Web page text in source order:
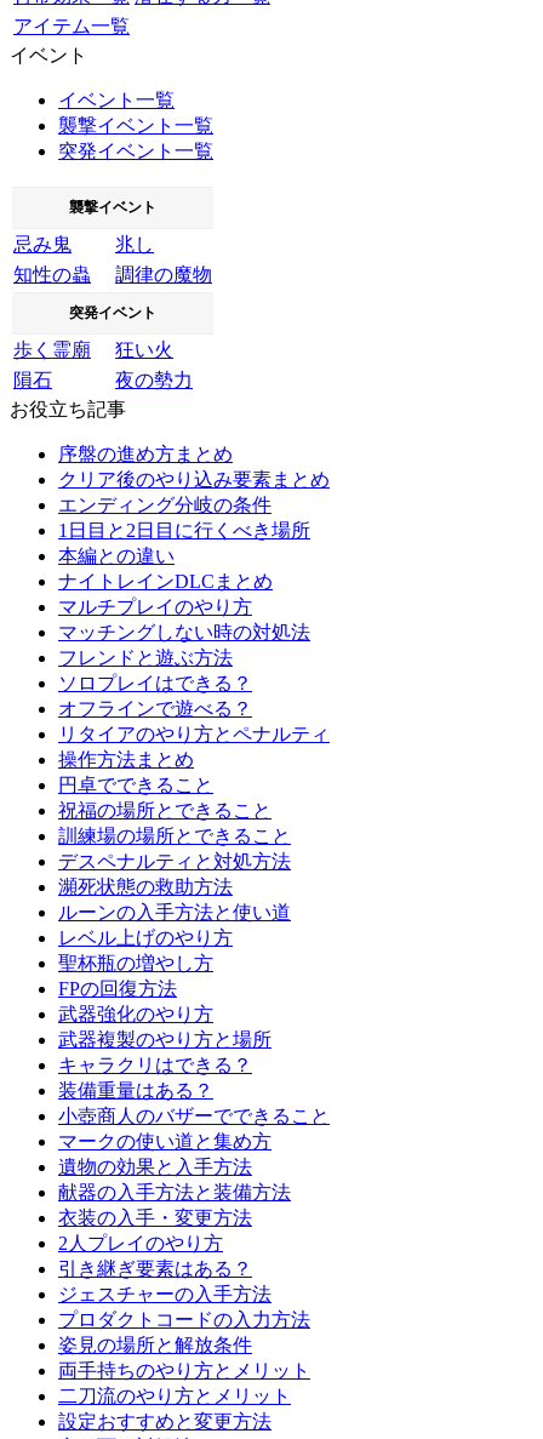
アイテム一覧
イベント
イベント一覧
襲撃イベント一覧
突発イベント一覧
襲撃イベント
忌み鬼
兆し
知性の蟲
調律の魔物
突発イベント
歩く霊廟
狂い火
隕石
夜の勢力
お役立ち記事
序盤の進め方まとめ
クリア後のやり込み要素まとめ
エンディング分岐の条件
1日目と2日目に行くべき場所
本編との違い
ナイトレインDLCまとめ
マルチプレイのやり方
マッチングしない時の対処法
フレンドと遊ぶ方法
ソロプレイはできる？
オフラインで遊べる？
リタイアのやり方とペナルティ
操作方法まとめ
円卓でできること
祝福の場所とできること
訓練場の場所とできること
デスペナルティと対処方法
瀕死状態の救助方法
ルーンの入手方法と使い道
レベル上げのやり方
聖杯瓶の増やし方
FPの回復方法
武器強化のやり方
武器複製のやり方と場所
キャラクリはできる？
装備重量はある？
小壺商人のバザーでできること
マークの使い道と集め方
遺物の効果と入手方法
献器の入手方法と装備方法
衣装の入手・変更方法
2人プレイのやり方
引き継ぎ要素はある？
ジェスチャーの入手方法
プロダクトコードの入力方法
姿見の場所と解放条件
両手持ちのやり方とメリット
二刀流のやり方とメリット
設定おすすめと変更方法